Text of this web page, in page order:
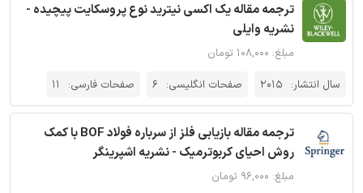
ترجمه مقاله یک اکسی نیترید نوع پروسکایت پیچیده -
نشریه وایلی
مبلغ: ۱۰۸,۰۰۰ تومان
سال انتشار: 2015 صفحات انگلیسی: 6 صفحات فارسی: 11
ترجمه مقاله بازیابی فلز از سرباره فولاد BOF با کمک
روش احیای کربوترمیک - نشریه اشپرینگر
مبلغ: ۹۶,۰۰۰ تومان